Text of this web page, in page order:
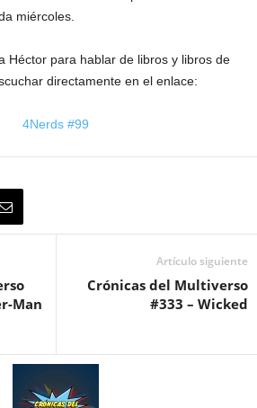
miércoles.
Héctor para hablar de libros y libros de
directamente en el enlace:
4Nerds #99
Man
Artículo siguiente
Crónicas del Multiverso
#333 – Wicked